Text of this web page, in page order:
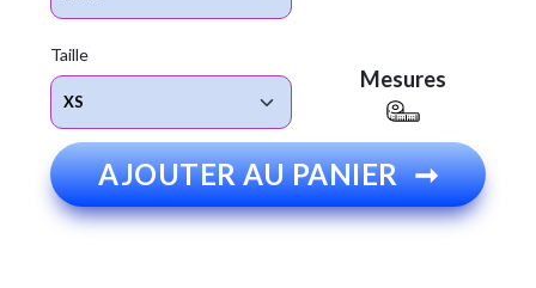
Taille
Mesures
AJOUTER AU PANIER ➞